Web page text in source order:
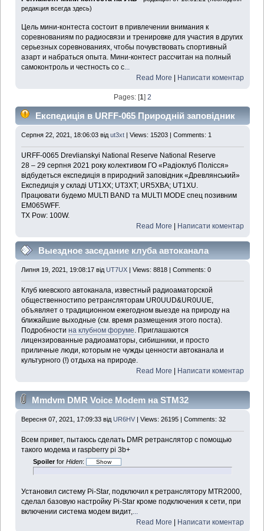
редакция всегда здесь)
Цель мини-контеста состоит в привлечении внимания к
соревнованиям по радиосвязи и тренировке для участия в других
серьезных соревнованиях, чтобы почувствовать спортивный
азарт и набраться опыта. Мини-контест рассчитан на полный
самоконтроль и честность со с...
Read More
Написати коментар
Pages: [1] 2
Експедиція в URFF-065 Природній заповідник
«Древлянський» 28.08.21-29.08.21
Серпня 22, 2021, 18:06:03 від ut3xt| Views: 15203 | Comments: 1
URFF-0065 Drevlianskyi National Reserve National Reserve
28 – 29 серпня 2021 року колективом ГО «Радіоклуб Полісся»
відбудеться експедиція в природний заповідник «Древлянський»
Експедиція у складі UT1XX; UT3XT; UR5XBA; UT1XU.
Працювати будемо MULTI BAND та MULTI MODE спец позивним
EM065WFF.
TX Pow: 100W.
Read More
Написати коментар
Выездное заседание клуба автоканала
Липня 19, 2021, 19:08:17 від UT7UX| Views: 8818 | Comments: 0
Клуб киевского автоканала, известный радиоаматорской
общественностипо ретрансляторам UR0UUD&UR0UUE,
объявляет о традиционном ежегодном выезде на природу на
ближайшие выходные (см. время размещения этого поста).
Подробности на клубном форуме . Приглашаются
лицензированные радиоаматоры, сибишники, и просто
приличные люди, которым не чужды ценности автоканала и
культурного (!) отдыха на природе.
Read More | Написати коментар
Mmdvm DMR Voice Modem на STM32
Вересня 07, 2021, 17:09:33 від UR6HV| Views: 26195 | Comments: 32
Всем привет, пытаюсь сделать DMR ретранслятор с помощью
такого модема и raspberry pi 3b+
Spoilerfor Hiden:
Установил систему Pi-Star, подключил к ретранслятору MTR2000,
сделал базовую настройку Pi-Star кроме подключения к сети, при
включении система модем видит,
Read More
Написати коментар